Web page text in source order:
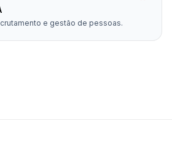
e gestão de pessoas.